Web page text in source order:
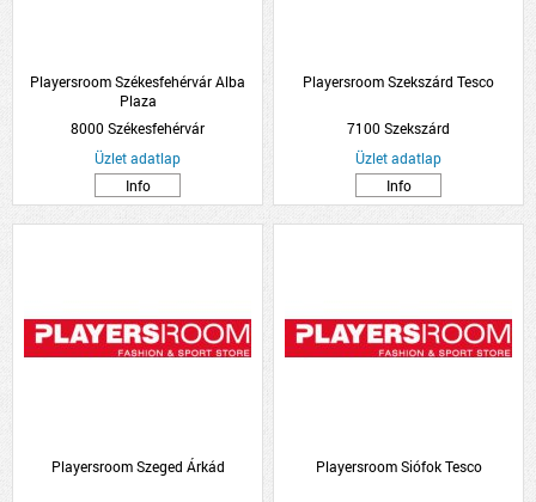
Playersroom Székesfehérvár Alba
Plaza
8000 Székesfehérvár
Üzlet adatlap
Info
Playersroom Szekszárd Tesco
7100 Szekszárd
Üzlet adatlap
Info
Playersroom Szeged Árkád Playersroom Siófok Tesco